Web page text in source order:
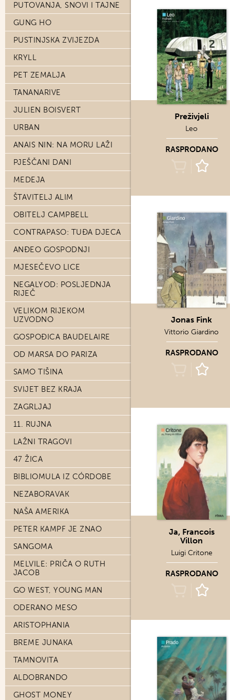
PUTOVANJA, SNOVI I TAJNE
GUNG HO
PUSTINJSKA ZVIJEZDA
KRYLL
PET ZEMALJA
TANANARIVE
JULIEN BOISVERT
URBAN
ANAIS NIN: NA MORU LAŽI
PJEŠČANI DANI
MEDEJA
ŠTAVITELJ ALIM
OBITELJ CAMPBELL
CONTRAPASO: TUĐA DJECA
ANĐEO GOSPODNJI
MJESEČEVO LICE
NEGALYOD: POSLJEDNJA
RIJEČ
VELIKOM RIJEKOM
UZVODNO
GOSPOĐICA BAUDELAIRE
OD MARSA DO PARIZA
SAMO TIŠINA
SVIJET BEZ KRAJA
ZAGRLJAJ
11. RUJNA
LAŽNI TRAGOVI
47 ŽICA
BIBLIOMULA IZ CÓRDOBE
NEZABORAVAK
NAŠA AMERIKA
PETER KAMPF JE ZNAO
SANGOMA
MELVILE: PRIČA O RUTH
JACOB
GO WEST, YOUNG MAN
ODERANO MESO
ARISTOPHANIA
BREME JUNAKA
TAMNOVITA
ALDOBRANDO
GHOST MONEY
Preživjeli
Leo
RASPRODANO
Jonas Fink
Vittorio Giardino
RASPRODANO
Ja, Francois
Villon
Luigi Critone
RASPRODANO